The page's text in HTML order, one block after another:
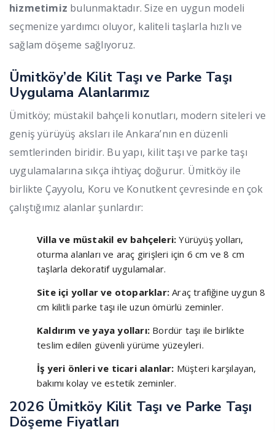
hizmetimiz bulunmaktadır. Size en uygun modeli
seçmenize yardımcı oluyor, kaliteli taşlarla hızlı ve
sağlam döşeme sağlıyoruz.
Ümitköy’de Kilit Taşı ve Parke Taşı
Uygulama Alanlarımız
Ümitköy; müstakil bahçeli konutları, modern siteleri ve
geniş yürüyüş aksları ile Ankara’nın en düzenli
semtlerinden biridir. Bu yapı, kilit taşı ve parke taşı
uygulamalarına sıkça ihtiyaç doğurur. Ümitköy ile
birlikte Çayyolu, Koru ve Konutkent çevresinde en çok
çalıştığımız alanlar şunlardır:
Villa ve müstakil ev bahçeleri: Yürüyüş yolları,
oturma alanları ve araç girişleri için 6 cm ve 8 cm
taşlarla dekoratif uygulamalar.
Site içi yollar ve otoparklar: Araç trafiğine uygun 8
cm kilitli parke taşı ile uzun ömürlü zeminler.
Kaldırım ve yaya yolları: Bordür taşı ile birlikte
teslim edilen güvenli yürüme yüzeyleri.
İş yeri önleri ve ticari alanlar: Müşteri karşılayan,
bakımı kolay ve estetik zeminler.
2026 Ümitköy Kilit Taşı ve Parke Taşı
Döşeme Fiyatları